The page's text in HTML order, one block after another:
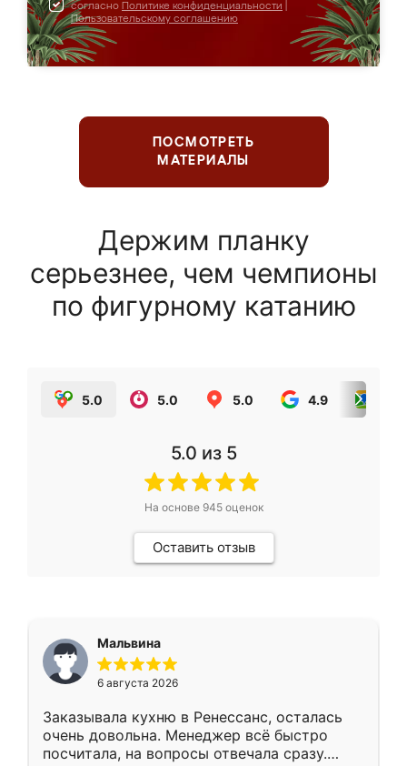
согласно Политике конфиденциальности
Пользовательскому соглашению
ПОСМОТРЕТЬ
МАТЕРИАЛЫ
Держим планку
серьезнее, чем чемпионы
по фигурному катанию
5.0 5.0 5.0 4.9
5.0 из 5
На основе 945оценок
Оставить отзыв
Мальвина
6 августа 2026
Заказывала кухню в Ренессанс, осталась
очень довольна. Менеджер всё быстро
посчитала, на вопросы отвечала сразу.